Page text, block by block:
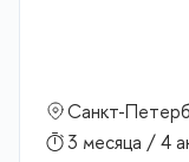
Санкт-
3 месяца / 4